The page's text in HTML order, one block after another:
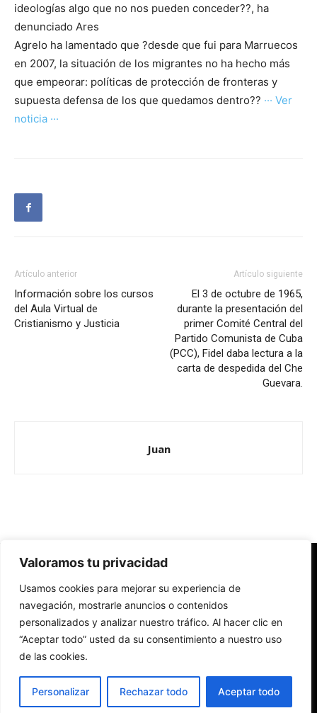
Valoramos tu privacidad
Usamos cookies para mejorar su experiencia de
navegación, mostrarle anuncios o contenidos
personalizados y analizar nuestro tráfico. Al hacer clic en
“Aceptar todo” usted da su consentimiento a nuestro uso
de las cookies.
Personalizar Rechazar todo Aceptar todo
ideologías algo que no nos pueden conceder??, ha
denunciado Ares
Agrelo ha lamentado que ?desde que fui para Marruecos
en 2007, la situación de los migrantes no ha hecho más
que empeorar: políticas de protección de fronteras y
supuesta defensa de los que quedamos dentro?? ··· Ver
noticia ···
Artículo anterior
Información sobre los cursos
del Aula Virtual de
Cristianismo y Justicia
Artículo siguiente
El 3 de octubre de 1965,
durante la presentación del
primer Comité Central del
Partido Comunista de Cuba
(PCC), Fidel daba lectura a la
carta de despedida del Che
Guevara.
Juan
Redes Cristianas
Una mirada alternativa sobre la Iglesia católica y la sociedad
- Colectivos de Redes Cristianas